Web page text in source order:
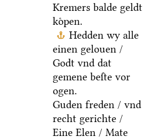
Kremers balde geldt
koͤpen.
Hedden wy alle
einen gelouen /
Godt vnd dat
gemene beſte vor
ogen.
Guden freden / vnd
recht gerichte /
Eine Elen / Mate